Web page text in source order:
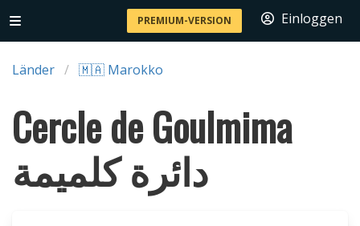
PREMIUM-VERSION Einloggen
Länder 🇲🇦 Marokko
Cercle de Goulmima
دائرة كلميمة